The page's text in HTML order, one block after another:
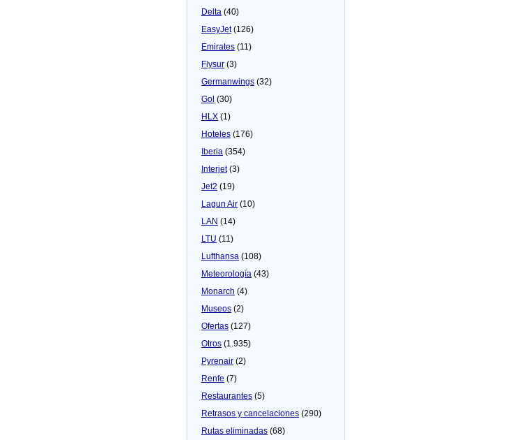
Delta (40)
EasyJet(126)
Emirates (11)
Flysur (3)
Germanwings (32)
Gol (30)
HLX (1)
Hoteles (176)
Iberia (354)
Interjet(3)
Jet2 (19)
Lagun Air (10)
LAN (14)
LTU (11)
Lufthansa (108)
Meteorologí­a (43)
Monarch (4)
Museos (2)
Ofertas (127)
Otros (1.935)
Pyrenair (2)
Renfe (7)
Restaurantes (5)
Retrasos y cancelaciones (290)
Rutas eliminadas (68)